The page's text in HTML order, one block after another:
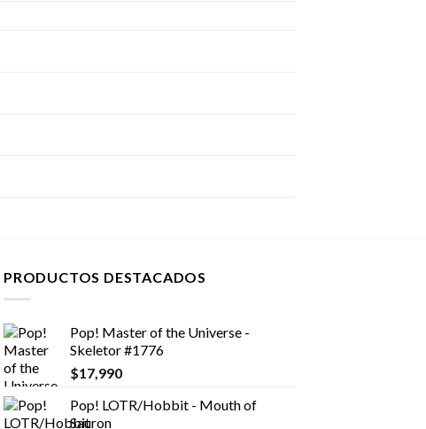
PRODUCTOS DESTACADOS
Pop! Master of the Universe -
Skeletor #1776
$17,990
Pop! LOTR/Hobbit - Mouth of
Sauron